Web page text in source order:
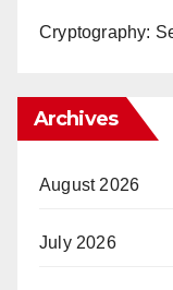
Cryptography:
Archives
August 2026
July 2026